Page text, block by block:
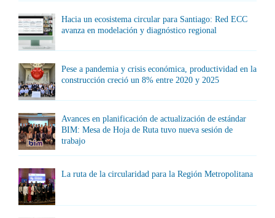
Hacia un ecosistema circular para Santiago: Red ECC
avanza en modelación y diagnóstico regional
Pese a pandemia y crisis económica, productividad en la
construcción creció un 8% entre 2020 y 2025
Avances en planificación de actualización de estándar
BIM: Mesa de Hoja de Ruta tuvo nueva sesión de
trabajo
La ruta de la circularidad para la Región Metropolitana